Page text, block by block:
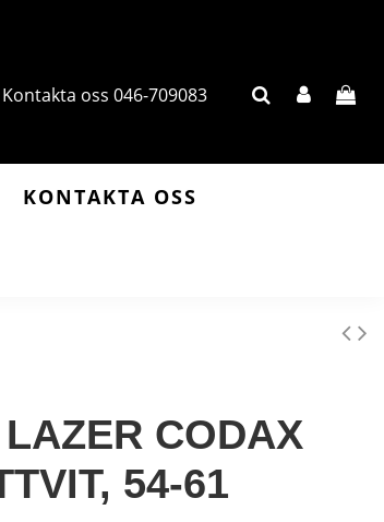
Kontakta oss 046-709083
KONTAKTA OSS
CODAX
54-61